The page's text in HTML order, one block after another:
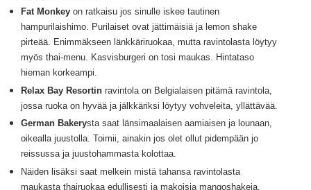
Fat Monkeyon ratkaisu jos sinulle iskee tautinen
hampurilaishimo. Purilaiset ovat jättimäisiä ja lemon shake
pirteää. Enimmäkseen länkkäriruokaa, mutta ravintolasta löytyy
myös thai-menu. Kasvisburgeri on tosi maukas. Hintataso
hieman korkeampi.
Relax Bay Resortinravintola on Belgialaisen pitämä ravintola,
jossa ruoka on hyvää ja jälkkäriksi löytyy vohveleita, yllättävää.
German Bakerysta saat länsimaalaisen aamiaisen ja lounaan,
oikealla juustolla. Toimii, ainakin jos olet ollut pidempään jo
reissussa ja juustohammasta kolottaa.
Näiden lisäksi saat melkein mistä tahansa ravintolasta
maukasta thairuokaa edullisesti ja makoisia mangoshakeja.